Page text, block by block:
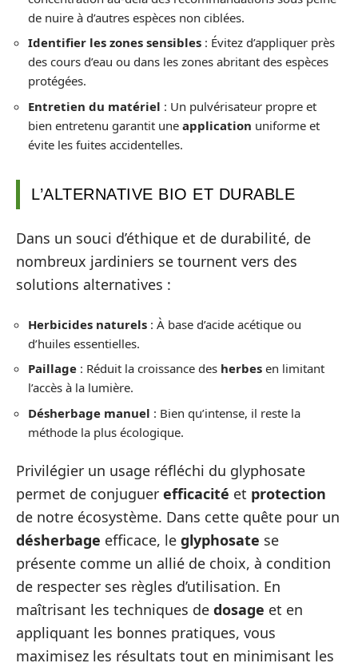
de nuire à d’autres espèces non ciblées.
Identifier les zones sensibles : Évitez d’appliquer près
des cours d’eau ou dans les zones abritant des espèces
protégées.
Entretien du matériel : Un pulvérisateur propre et
bien entretenu garantit une application uniforme et
évite les fuites accidentelles.
L’ALTERNATIVE BIO ET DURABLE
Dans un souci d’éthique et de durabilité, de
nombreux jardiniers se tournent vers des
solutions alternatives :
Herbicides naturels : À base d’acide acétique ou
d’huiles essentielles.
Paillage : Réduit la croissance des herbes en limitant
l’accès à la lumière.
Désherbage manuel : Bien qu’intense, il reste la
méthode la plus écologique.
Privilégier un usage réfléchi du glyphosate
permet de conjuguer efficacité et protection
de notre écosystème. Dans cette quête pour un
désherbage efficace, le glyphosate se
présente comme un allié de choix, à condition
de respecter ses règles d’utilisation. En
maîtrisant les techniques de dosage et en
appliquant les bonnes pratiques, vous
maximisez les résultats tout en minimisant les